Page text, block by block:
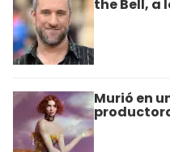
the Bell, a
Murió en